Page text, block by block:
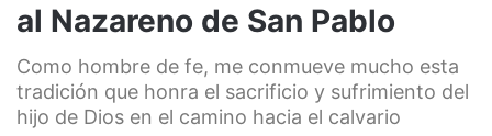
al Nazareno de San Pablo
Como hombre de fe, me conmueve mucho esta
tradición que honra el sacrificio y sufrimiento del
hijo de Dios en el camino hacia el calvario